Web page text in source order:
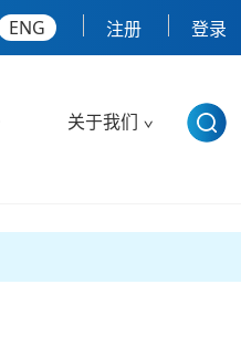
ENG 注册 登录
关于我们